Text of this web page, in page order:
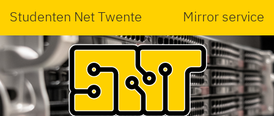
Studenten Net Twente Mirror service